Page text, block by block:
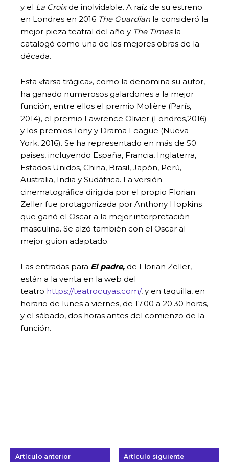
y el La Croixde inolvidable. A raíz de su estreno
en Londres en 2016 The Guardian la consideró la
mejor pieza teatral del año y The Timesla
catalogó como una de las mejores obras de la
década.
Esta «farsa trágica», como la denomina su autor,
ha ganado numerosos galardones a la mejor
función, entre ellos el premio Molière (París,
2014), el premio Lawrence Olivier (Londres,2016)
y los premios Tony y Drama League (Nueva
York, 2016). Se ha representado en más de 50
paises, incluyendo España, Francia, Inglaterra,
Estados Unidos, China, Brasil, Japón, Perú,
Australia, India y Sudáfrica. La versión
cinematográfica dirigida por el propio Florian
Zeller fue protagonizada por Anthony Hopkins
que ganó el Oscar a la mejor interpretación
masculina. Se alzó también con el Oscar al
mejor guion adaptado.
Las entradas para El padre, de Florian Zeller,
están a la venta en la web del
teatro https://teatrocuyas.com/, y en taquilla, en
horario de lunes a viernes, de 17.00 a 20.30 horas,
y el sábado, dos horas antes del comienzo de la
función.
Artículo anterior Artículo siguiente